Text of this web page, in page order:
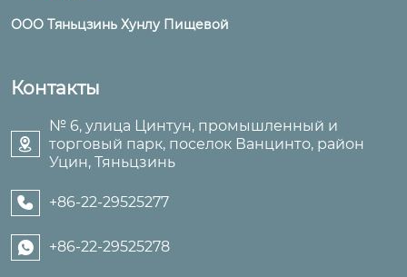
ООО Тяньцзинь Хунлу Пищевой
Контакты

№ 6, улица Цинтун, промышленный и
торговый парк, поселок Ванцинто, район
Уцин, Тяньцзинь
 +86-22-29525277
 +86-22-29525278